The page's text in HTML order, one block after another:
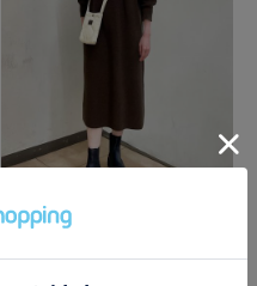
星が丘三越I.T.'S.international